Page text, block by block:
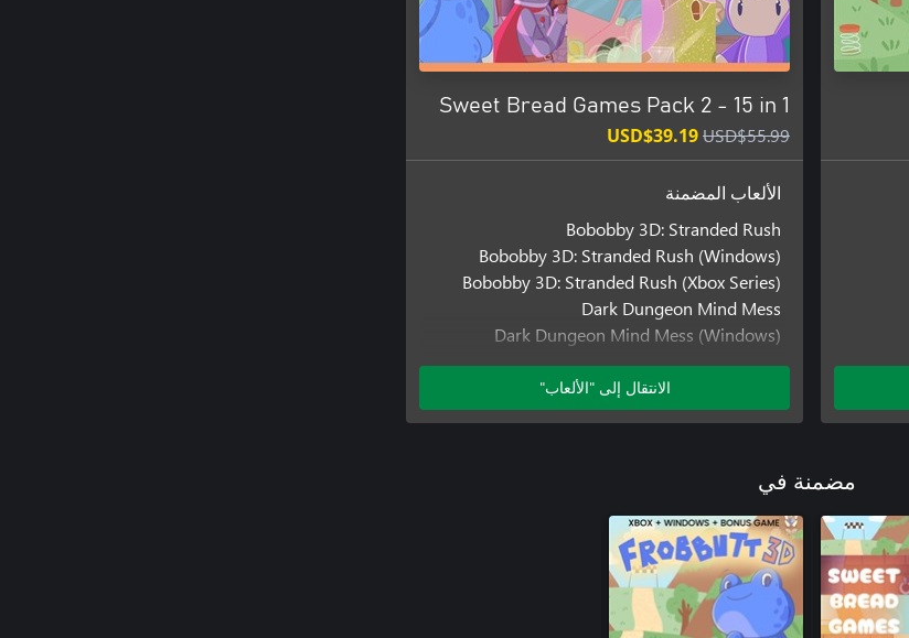
Sweet Bread Games Pack 2 - 15 in 1
USD$55.99
USD$39.19
الألعاب المضمنة
Bobobby 3D: Stranded Rush
Bobobby 3D: Stranded Rush (Windows)
Bobobby 3D: Stranded Rush (Xbox Series)
Dark Dungeon Mind Mess
Dark Dungeon Mind Mess (Windows)
Dark Dungeon Mind Mess (Xbox Series)
Frobbutt 3D (Windows)
I Wanna Be Car (Windows)
I Wanna Be Car (Xbox Series)
Tiny Mage in Puzzle Land
Tiny Mage in Puzzle Land (Windows)
Tiny Mage in Puzzle Land (Xbox Series)
الانتقال إلى "الألعاب"
مضمنة في